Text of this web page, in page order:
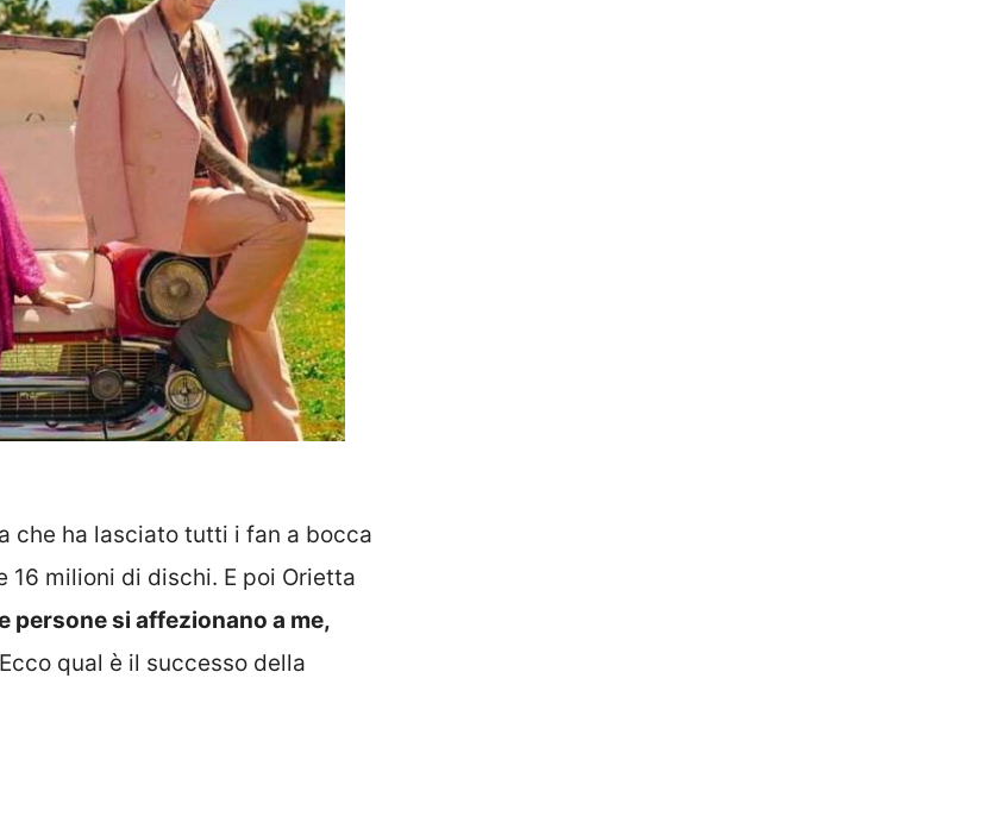
che ha lasciato tutti i fan a bocca
milioni di dischi. E poi Orietta
persone si affezionano a me,
Ecco qual è il successo della